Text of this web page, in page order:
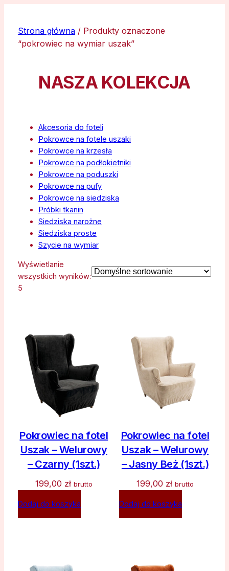
Strona główna/ Produkty oznaczone
“pokrowiec na wymiar uszak”
NASZA KOLEKCJA
Akcesoria do foteli
Pokrowce na fotele uszaki
Pokrowce na krzesła
Pokrowce na podłokietniki
Pokrowce na poduszki
Pokrowce na pufy
Pokrowce na siedziska
Próbki tkanin
Siedziska narożne
Siedziska proste
Szycie na wymiar
Wyświetlanie
wszystkich wyników:
5
Pokrowiec na fotel
Uszak – Welurowy
– Czarny (1szt.)
199,00 zł brutto
Dodaj do koszyka
Pokrowiec na fotel
Uszak – Welurowy
– Jasny Beż (1szt.)
199,00 zł brutto
Dodaj do koszyka